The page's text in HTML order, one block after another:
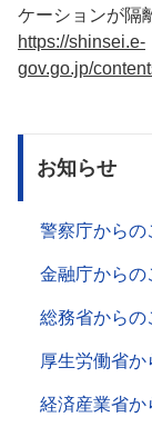
ケーションが隔
https://shinsei.e-
gov.go.jp/
お知らせ
警察庁からの
金融庁からの
総務省からの
厚生労働省か
経済産業省か